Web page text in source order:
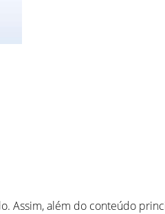
Assim, além do conteúdo